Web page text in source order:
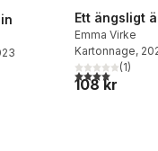
Totalt antal röster:
Ett ängsligt
Emma Virke
Kartonnage,
4,0utav 5(1)
108 kr